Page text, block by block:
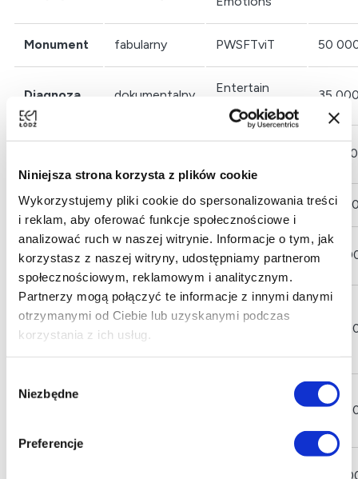
Niniejsza strona korzysta z plików cookie
Wykorzystujemy pliki cookie do spersonalizowania treści
i reklam, aby oferować funkcje społecznościowe i
analizować ruch w naszej witrynie. Informacje o tym, jak
korzystasz z naszej witryny, udostępniamy partnerom
społecznościowym, reklamowym i analitycznym.
Partnerzy mogą połączyć te informacje z innymi danymi
otrzymanymi od Ciebie lub uzyskanymi podczas
korzystania z ich usług.
zgody
Niezbędne
Preferencje
Monument fabularny PWSFTviT 50
Diagnoza dokumentalny
Entertain
35
Martwa
120
Dom dokumentalny Wajda Studio 55
Insekt animowany
Yellow Tapir
Films
90
Zabij to i
wyjedź z
tego
animowany 200
Ole
50
40